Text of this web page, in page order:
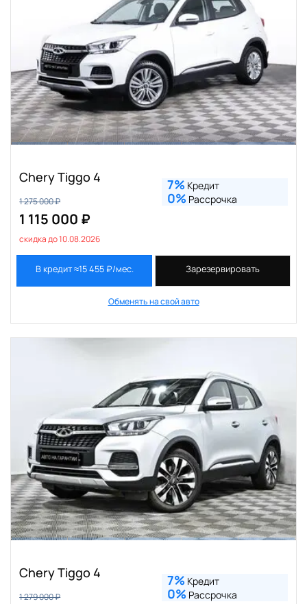
Chery Tiggo 4
1 275 000 ₽
1 115 000 ₽
скидка до 10.08.2026
7% Кредит
0% Рассрочка
В кредит ≈15 455 ₽/мес. Зарезервировать
Обменять на свой авто
Chery Tiggo 4
1 279 000 ₽
7% Кредит
0% Рассрочка